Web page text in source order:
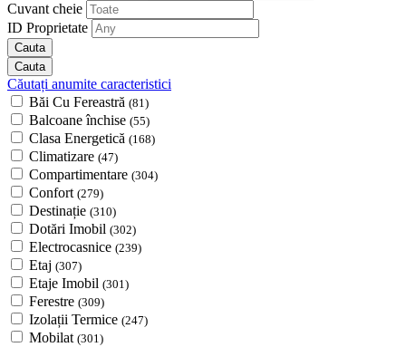
Cuvant cheie
ID Proprietate
Căutați anumite caracteristici
Băi Cu Fereastră (81)
Balcoane închise (55)
Clasa Energetică (168)
Climatizare (47)
Compartimentare (304)
Confort (279)
Destinație (310)
Dotări Imobil (302)
Electrocasnice (239)
Etaj (307)
Etaje Imobil (301)
Ferestre (309)
Izolații Termice (247)
Mobilat (301)